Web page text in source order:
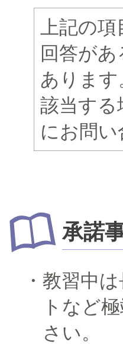
上記の
回答が
あります
該当する
にお問
承諾
教習中
トなど
さい。